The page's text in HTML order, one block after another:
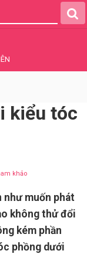
kiểu tóc
khảo
như muốn phát
không thử đổi
kém phần
phồng dưới